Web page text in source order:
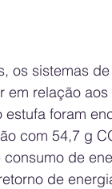
os sistemas
em relação aos
foram
com 54,7 g
de
de